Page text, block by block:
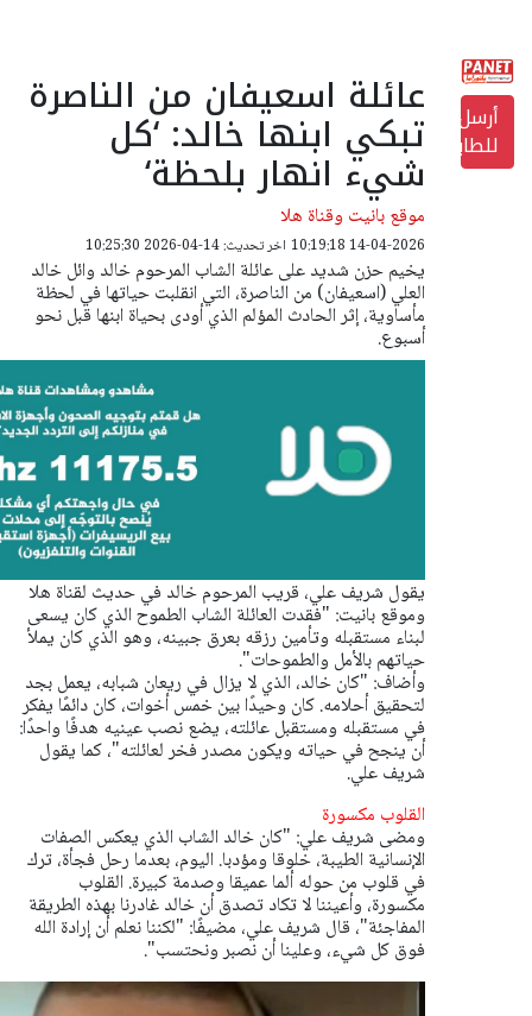
أرسل
للطابعة
عائلة اسعيفان من الناصرة
تبكي ابنها خالد: ‘كل
شيء انهار بلحظة‘
موقع بانيت وقناة هلا
14-04-2026 10:19:18 اخر تحديث: 14-04-2026 10:25:30
يخيم حزن شديد على عائلة الشاب المرحوم خالد وائل خالد
العلي (اسعيفان) من الناصرة، التي انقلبت حياتها في لحظة
مأساوية، إثر الحادث المؤلم الذي أودى بحياة ابنها قبل نحو
أسبوع.
يقول شريف علي، قريب المرحوم خالد في حديث لقناة هلا
وموقع بانيت: "فقدت العائلة الشاب الطموح الذي كان يسعى
لبناء مستقبله وتأمين رزقه بعرق جبينه، وهو الذي كان يملأ
حياتهم بالأمل والطموحات".
وأضاف: "كان خالد، الذي لا يزال في ريعان شبابه، يعمل بجد
لتحقيق أحلامه. كان وحيدًا بين خمس أخوات، كان دائمًا يفكر
في مستقبله ومستقبل عائلته، يضع نصب عينيه هدفًا واحدًا:
أن ينجح في حياته ويكون مصدر فخر لعائلته"، كما يقول
شريف علي.
القلوب مكسورة
ومضى شريف علي: "كان خالد الشاب الذي يعكس الصفات
الإنسانية الطيبة، خلوقا ومؤدبا. اليوم، بعدما رحل فجأة، ترك
في قلوب من حوله ألما عميقا وصدمة كبيرة. القلوب
مكسورة، وأعيننا لا تكاد تصدق أن خالد غادرنا بهذه الطريقة
المفاجئة"، قال شريف علي، مضيفًا: "لكننا نعلم أن إرادة الله
فوق كل شيء، وعلينا أن نصبر ونحتسب".